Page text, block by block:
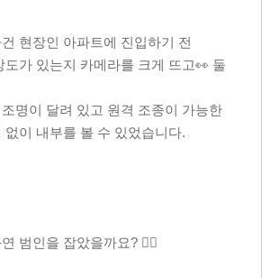
현장인 아파트에 진입하기 전
도가 있는지 카메라를 크게 뜨고👀 둘
명이 달려 있고 원격 조종이 가능한
없이 내부를 볼 수 있었습니다.
범인을 잡았을까요? 🕵️‍♂️